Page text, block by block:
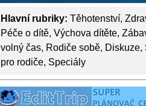
Hlavní rubriky: Těhotenství,
Péče o dítě, Výchova dítěte,
volný čas, Rodiče sobě, Diskuze,
pro rodiče, Speciály